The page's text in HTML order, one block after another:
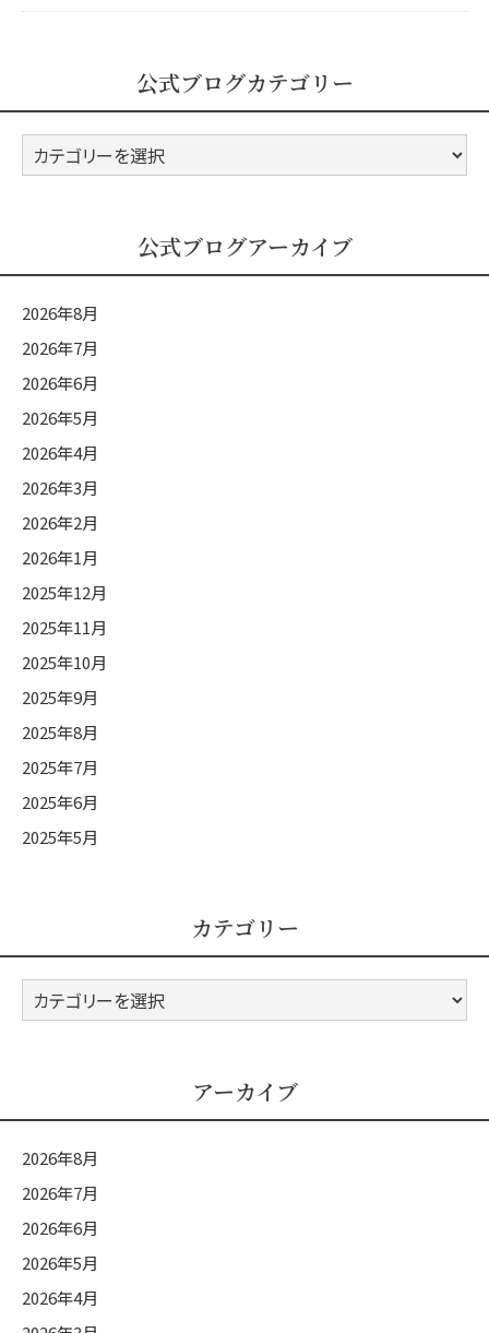
公式ブログカテゴリー
公
式
テ
ゴ
リ
ー
公式ブログアーカイブ
2026年8月
2026年7月
2026年6月
2026年5月
2026年4月
2026年3月
2026年2月
2026年1月
2025年12月
2025年11月
2025年10月
2025年9月
2025年8月
2025年7月
2025年6月
2025年5月
カテゴリー
カ
テ
アーカイブ
2026年8月
2026年7月
2026年6月
2026年5月
2026年4月